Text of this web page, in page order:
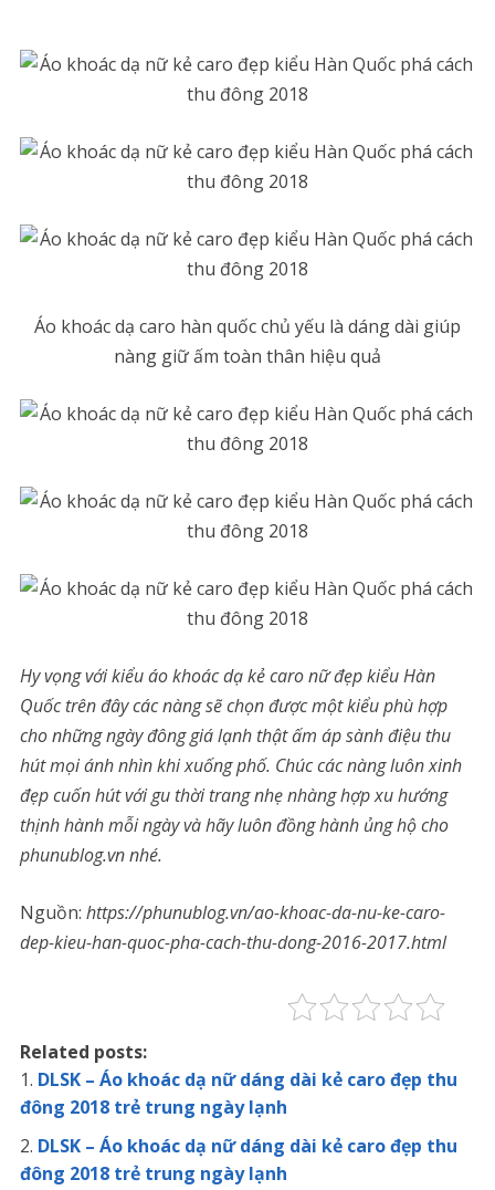
Áo khoác dạ caro hàn quốc chủ yếu là dáng dài giúp
nàng giữ ấm toàn thân hiệu quả
Hy vọng với kiểu áo khoác dạ kẻ caro nữ đẹp kiểu Hàn
Quốc trên đây các nàng sẽ chọn được một kiểu phù hợp
cho những ngày đông giá lạnh thật ấm áp sành điệu thu
hút mọi ánh nhìn khi xuống phố. Chúc các nàng luôn xinh
đẹp cuốn hút với gu thời trang nhẹ nhàng hợp xu hướng
thịnh hành mỗi ngày và hãy luôn đồng hành ủng hộ cho
phunublog.vn nhé.
Nguồn: https://phunublog.vn/ao-khoac-da-nu-ke-caro-
dep-kieu-han-quoc-pha-cach-thu-dong-2016-2017.html
Related posts:
DLSK – Áo khoác dạ nữ dáng dài kẻ caro đẹp thu
đông 2018 trẻ trung ngày lạnh
DLSK – Áo khoác dạ nữ dáng dài kẻ caro đẹp thu
đông 2018 trẻ trung ngày lạnh